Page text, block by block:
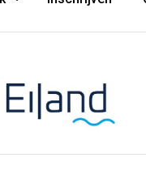
apotheek